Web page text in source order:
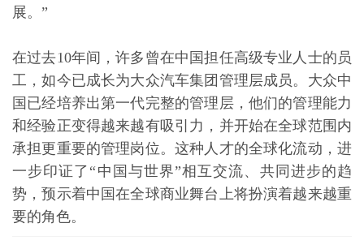
展。”
在过去10年间，许多曾在中国担任高级专业人士的员
工，如今已成长为大众汽车集团管理层成员。大众中
国已经培养出第一代完整的管理层，他们的管理能力
和经验正变得越来越有吸引力，并开始在全球范围内
承担更重要的管理岗位。这种人才的全球化流动，进
一步印证了“中国与世界”相互交流、共同进步的趋
势，预示着中国在全球商业舞台上将扮演着越来越重
要的角色。